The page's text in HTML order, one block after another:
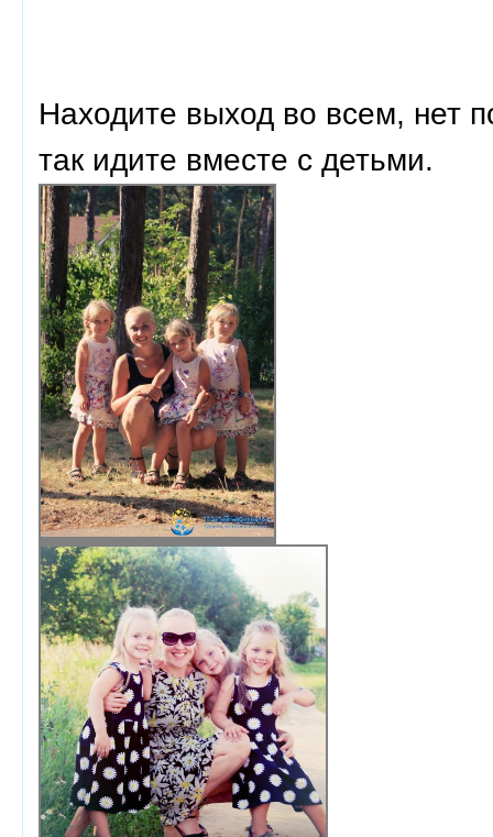
Находите выход во всем, нет
так идите вместе с детьми.